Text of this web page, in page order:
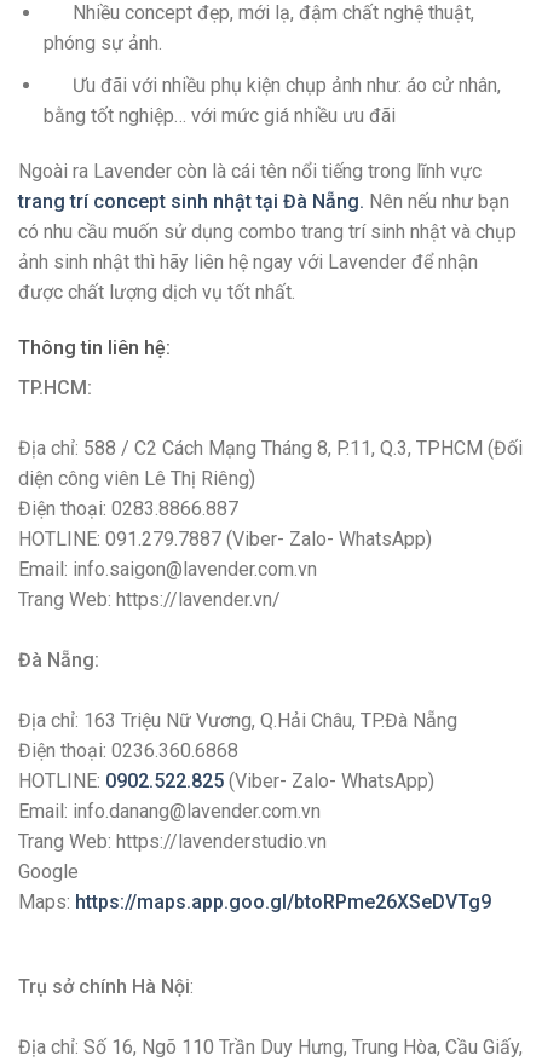
Nhiều concept đẹp, mới lạ, đậm chất nghệ thuật,
phóng sự ảnh.
Ưu đãi với nhiều phụ kiện chụp ảnh như: áo cử nhân,
bằng tốt nghiệp… với mức giá nhiều ưu đãi
Ngoài ra Lavender còn là cái tên nổi tiếng trong lĩnh vực
trang trí concept sinh nhật tại Đà Nẵng. Nên nếu như bạn
có nhu cầu muốn sử dụng combo trang trí sinh nhật và chụp
ảnh sinh nhật thì hãy liên hệ ngay với Lavender để nhận
được chất lượng dịch vụ tốt nhất.
Thông tin liên hệ:
TP.HCM:
Địa chỉ: 588 / C2 Cách Mạng Tháng 8, P.11, Q.3, TPHCM (Đối
diện công viên Lê Thị Riêng)
Điện thoại: 0283.8866.887
HOTLINE: 091.279.7887 (Viber- Zalo- WhatsApp)
Email: info.saigon@lavender.com.vn
Trang Web: https://lavender.vn/
Đà Nẵng:
Địa chỉ: 163 Triệu Nữ Vương, Q.Hải Châu, TP.Đà Nẵng
Điện thoại: 0236.360.6868
HOTLINE: 0902.522.825 (Viber- Zalo- WhatsApp)
Email: info.danang@lavender.com.vn
Trang Web: https://lavenderstudio.vn
Google
Maps: https://maps.app.goo.gl/btoRPme26XSeDVTg9
Trụ sở chính Hà Nội:
Địa chỉ: Số 16, Ngõ 110 Trần Duy Hưng, Trung Hòa, Cầu Giấy,